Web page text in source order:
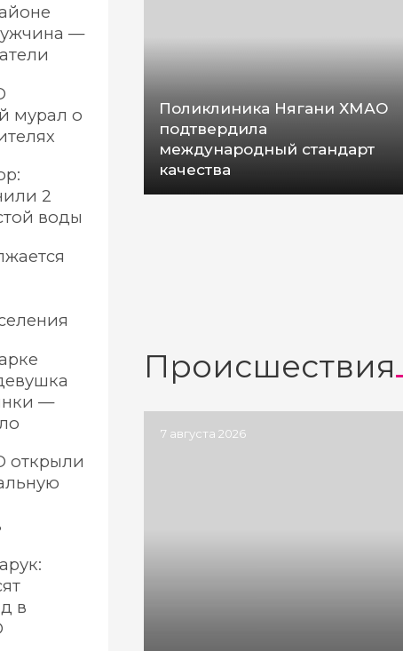
—
мурал о
2
воды
—
открыли
в
Поликлиника Нягани ХМАО
подтвердила
международный стандарт
качества
Происшествия
7 августа 2026